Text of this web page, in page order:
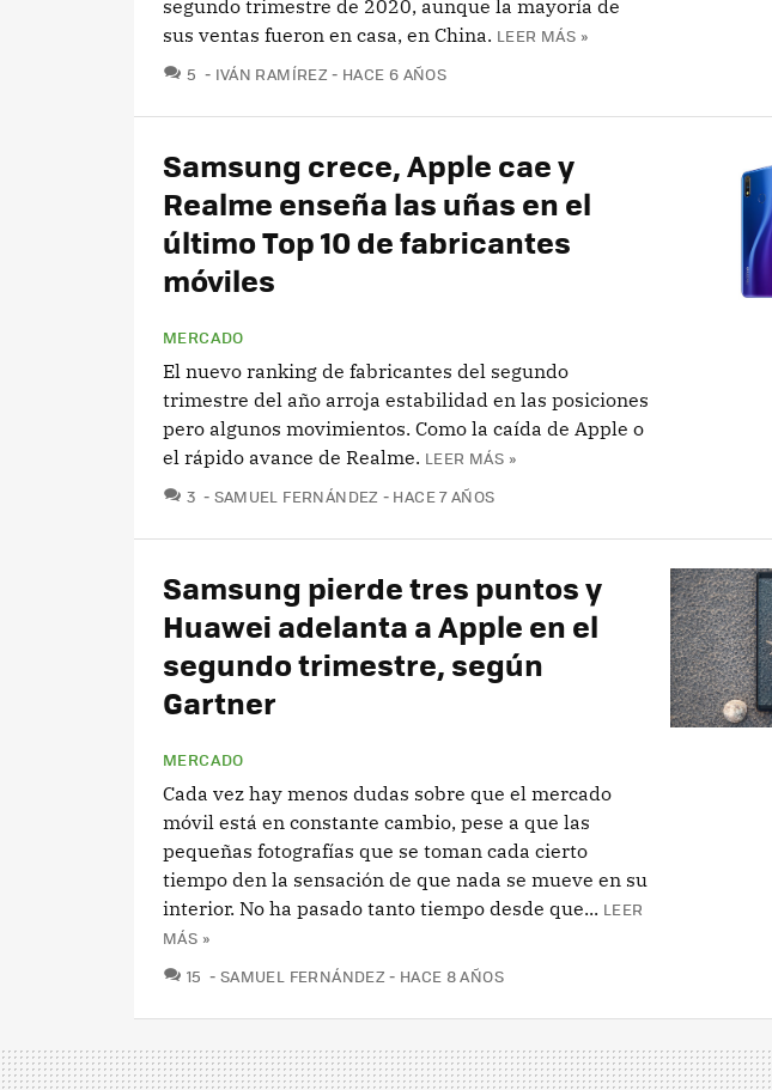
segundo trimestre de 2020, aunque la mayoría de
sus ventas fueron en casa, en China. LEER MÁS »
5 COMENTARIOS
IVÁN RAMÍREZ HACE 6 AÑOS
Samsung crece, Apple cae y
Realme enseña las uñas en el
último Top 10 de fabricantes
móviles
MERCADO
El nuevo ranking de fabricantes del segundo
trimestre del año arroja estabilidad en las posiciones
pero algunos movimientos. Como la caída de Apple o
el rápido avance de Realme. LEER MÁS »
3 COMENTARIOS
SAMUEL FERNÁNDEZ HACE 7 AÑOS
Samsung pierde tres puntos y
Huawei adelanta a Apple en el
segundo trimestre, según
Gartner
MERCADO
Cada vez hay menos dudas sobre que el mercado
móvil está en constante cambio, pese a que las
pequeñas fotografías que se toman cada cierto
tiempo den la sensación de que nada se mueve en su
interior. No ha pasado tanto tiempo desde que... LEER
MÁS »
15 COMENTARIOS
SAMUEL FERNÁNDEZ HACE 8 AÑOS